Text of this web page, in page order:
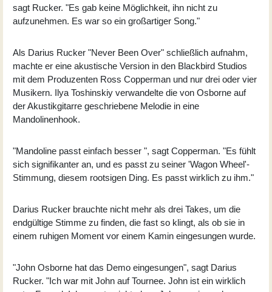
sagt Rucker. "Es gab keine Möglichkeit, ihn nicht zu
aufzunehmen. Es war so ein großartiger Song."
Als Darius Rucker "Never Been Over" schließlich aufnahm,
machte er eine akustische Version in den Blackbird Studios
mit dem Produzenten Ross Copperman und nur drei oder vier
Musikern. Ilya Toshinskiy verwandelte die von Osborne auf
der Akustikgitarre geschriebene Melodie in eine
Mandolinenhook.
"Mandoline passt einfach besser ", sagt Copperman. "Es fühlt
sich signifikanter an, und es passt zu seiner 'Wagon Wheel'-
Stimmung, diesem rootsigen Ding. Es passt wirklich zu ihm."
Darius Rucker brauchte nicht mehr als drei Takes, um die
endgültige Stimme zu finden, die fast so klingt, als ob sie in
einem ruhigen Moment vor einem Kamin eingesungen wurde.
"John Osborne hat das Demo eingesungen", sagt Darius
Rucker. "Ich war mit John auf Tournee. John ist ein wirklich